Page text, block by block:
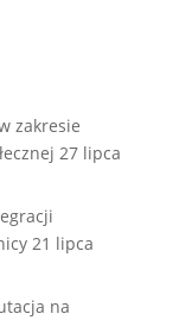
zakresie
27 lipca
21 lipca
na